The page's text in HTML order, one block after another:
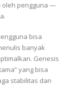
oleh pengguna —
bisa
banyak
Genesis
yang bisa
stabilitas dan